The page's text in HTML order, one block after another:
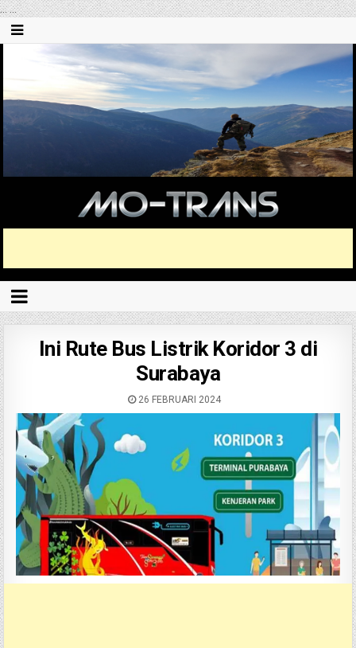
......
Ini Rute Bus Listrik Koridor 3 di
Surabaya
26 FEBRUARI 2024